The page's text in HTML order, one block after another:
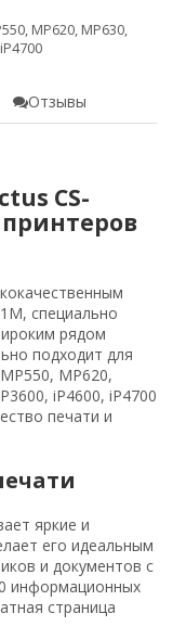
, MP620, MP630,
iP4700
Отзывы
CS-
специально
рядом
подходит для
MP620,
iP4600, iP4700
печати и
яркие и
его идеальным
и документов с
информационных
страница